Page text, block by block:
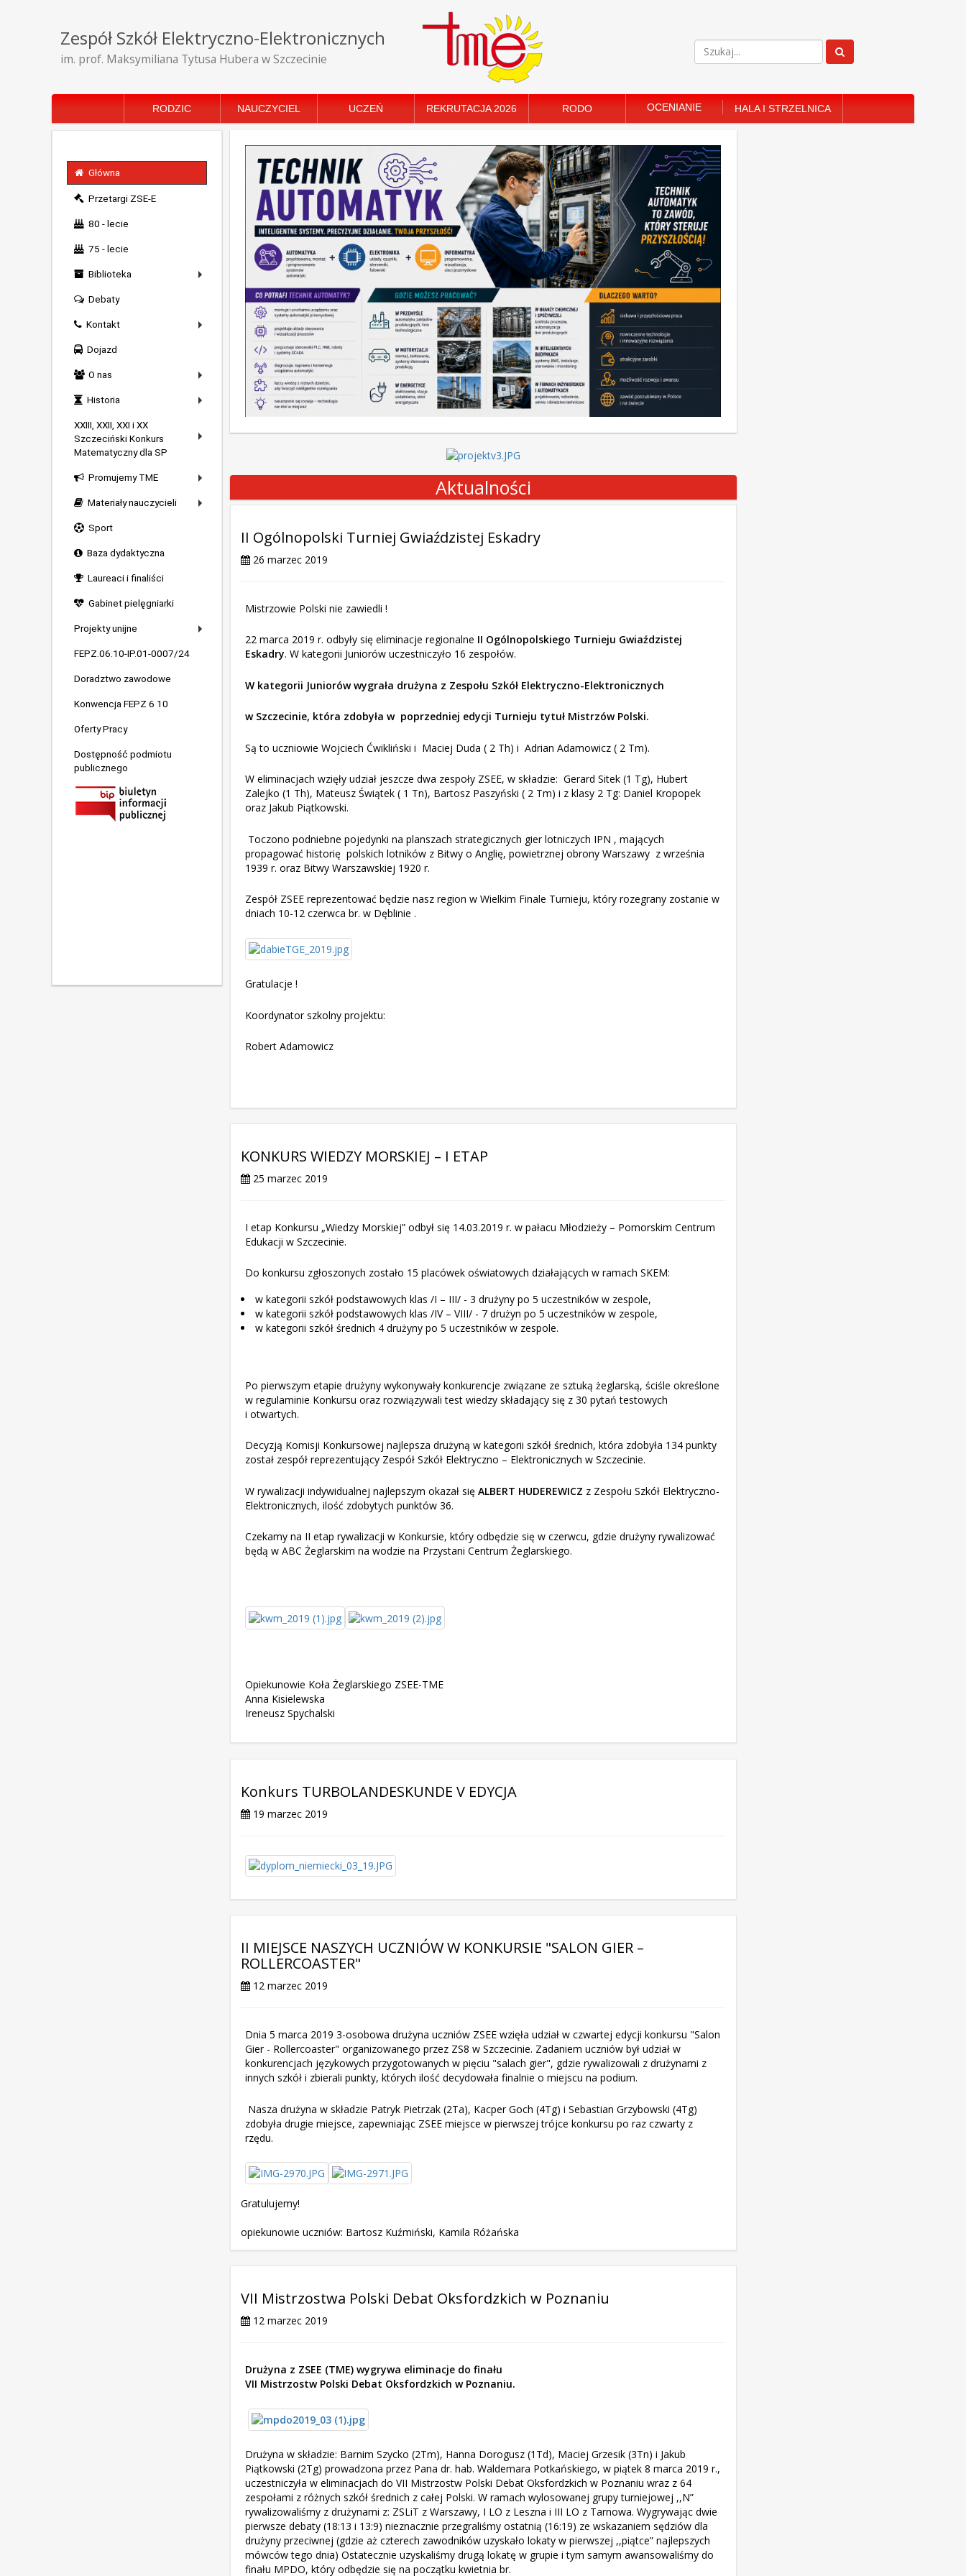
Zespół Szkół Elektryczno-Elektronicznych
im. prof. Maksymiliana Tytusa Hubera w Szczecinie
RODZIC NAUCZYCIEL UCZEŃ REKRUTACJA 2026 RODO OCENIANIE HALA I STRZELNICA
Główna
Przetargi ZSE-E
80 - lecie
75 - lecie
Biblioteka
Debaty
Kontakt
Dojazd
O nas
Historia
XXIII, XXII, XXI i XX
Szczeciński Konkurs
Matematyczny dla SP
Promujemy TME
Materiały nauczycieli
Sport
Baza dydaktyczna
Laureaci i finaliści
Gabinet pielęgniarki
Projekty unijne
FEPZ.06.10-IP.01-0007/24
Doradztwo zawodowe
Konwencja FEPZ 6 10
Oferty Pracy
Dostępność podmiotu
publicznego
Aktualności
II Ogólnopolski Turniej Gwiaździstej Eskadry
26 marzec 2019
Mistrzowie Polski nie zawiedli !
22 marca 2019 r. odbyły się eliminacje regionalne II Ogólnopolskiego Turnieju Gwiaździstej
Eskadry. W kategorii Juniorów uczestniczyło 16 zespołów.
W kategorii Juniorów wygrała drużyna z Zespołu Szkół Elektryczno-Elektronicznych
w Szczecinie, która zdobyła w poprzedniej edycji Turnieju tytuł Mistrzów Polski.
Są to uczniowie Wojciech Ćwikliński i Maciej Duda ( 2 Th) i Adrian Adamowicz ( 2 Tm).
W eliminacjach wzięły udział jeszcze dwa zespoły ZSEE, w składzie: Gerard Sitek (1 Tg), Hubert
Zalejko (1 Th), Mateusz Świątek ( 1 Tn), Bartosz Paszyński ( 2 Tm) i z klasy 2 Tg: Daniel Kropopek
oraz Jakub Piątkowski.
Toczono podniebne pojedynki na planszach strategicznych gier lotniczych IPN , mających
propagować historię polskich lotników z Bitwy o Anglię, powietrznej obrony Warszawy z września
1939 r. oraz Bitwy Warszawskiej 1920 r.
Zespół ZSEE reprezentować będzie nasz region w Wielkim Finale Turnieju, który rozegrany zostanie w
dniach 10-12 czerwca br. w Dęblinie .​
Gratulacje !
Koordynator szkolny projektu:
Robert Adamowicz
KONKURS WIEDZY MORSKIEJ – I ETAP
25 marzec 2019
I etap Konkursu „Wiedzy Morskiej” odbył się 14.03.2019 r. w pałacu Młodzieży – Pomorskim Centrum
Edukacji w Szczecinie.
Do konkursu zgłoszonych zostało 15 placówek oświatowych działających w ramach SKEM:
w kategorii szkół podstawowych klas /I – III/ - 3 drużyny po 5 uczestników w zespole,
w kategorii szkół podstawowych klas /IV – VIII/ - 7 drużyn po 5 uczestników w zespole,
w kategorii szkół średnich 4 drużyny po 5 uczestników w zespole.
Po pierwszym etapie drużyny wykonywały konkurencje związane ze sztuką żeglarską, ściśle określone
w regulaminie Konkursu oraz rozwiązywali test wiedzy składający się z 30 pytań testowych
i otwartych.
Decyzją Komisji Konkursowej najlepsza drużyną w kategorii szkół średnich, która zdobyła 134 punkty
został zespół reprezentujący Zespół Szkół Elektryczno – Elektronicznych w Szczecinie.
W rywalizacji indywidualnej najlepszym okazał sięALBERT HUDEREWICZ z Zespołu Szkół Elektryczno-
Elektronicznych, ilość zdobytych punktów 36.
Czekamy na II etap rywalizacji w Konkursie, który odbędzie się w czerwcu, gdzie drużyny rywalizować
będą w ABC Żeglarskim na wodzie na Przystani Centrum Żeglarskiego.
Opiekunowie Koła Żeglarskiego ZSEE-TME
Anna Kisielewska
Ireneusz Spychalski
Konkurs TURBOLANDESKUNDE V EDYCJA
19 marzec 2019
II MIEJSCE NASZYCH UCZNIÓW W KONKURSIE "SALON GIER –
ROLLERCOASTER"
12 marzec 2019
Dnia 5 marca 2019 3-osobowa drużyna uczniów ZSEE wzięła udział w czwartej edycji konkursu "Salon
Gier - Rollercoaster" organizowanego przez ZS8 w Szczecinie. Zadaniem uczniów był udział w
konkurencjach językowych przygotowanych w pięciu "salach gier", gdzie rywalizowali z drużynami z
innych szkół i zbierali punkty, których ilość decydowała finalnie o miejscu na podium.
Nasza drużyna w składzie Patryk Pietrzak (2Ta), Kacper Goch (4Tg) i Sebastian Grzybowski (4Tg)
zdobyła drugie miejsce, zapewniając ZSEE miejsce w pierwszej trójce konkursu po raz czwarty z
rzędu.
Gratulujemy!
opiekunowie uczniów: Bartosz Kuźmiński, Kamila Różańska
VII Mistrzostwa Polski Debat Oksfordzkich w Poznaniu
12 marzec 2019
Drużyna z ZSEE (TME) wygrywa eliminacje do finału
VII Mistrzostw Polski Debat Oksfordzkich w Poznaniu.
Drużyna w składzie: Barnim Szycko (2Tm), Hanna Dorogusz (1Td), Maciej Grzesik (3Tn) i Jakub
Piątkowski (2Tg) prowadzona przez Pana dr. hab. Waldemara Potkańskiego, w piątek 8 marca 2019 r.,
uczestniczyła w eliminacjach do VII Mistrzostw Polski Debat Oksfordzkich w Poznaniu wraz z 64
zespołami z różnych szkół średnich z całej Polski. W ramach wylosowanej grupy turniejowej ,,N”
rywalizowaliśmy z drużynami z: ZSLiT z Warszawy, I LO z Leszna i III LO z Tarnowa. Wygrywając dwie
pierwsze debaty (18:13 i 13:9) nieznacznie przegraliśmy ostatnią (16:19) ze wskazaniem sędziów dla
drużyny przeciwnej (gdzie aż czterech zawodników uzyskało lokaty w pierwszej ,,piątce” najlepszych
mówców tego dnia) Ostatecznie uzyskaliśmy drugą lokatę w grupie i tym samym awansowaliśmy do
finału MPDO, który odbędzie się na początku kwietnia br.